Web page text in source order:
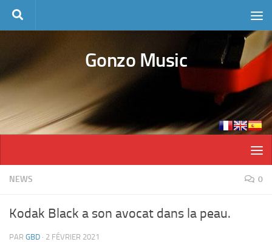
Skip to content
Gonzo Music
NEWS 0
Kodak Black a son avocat dans la peau.
PAR GBD · 2 FÉVRIER 2021